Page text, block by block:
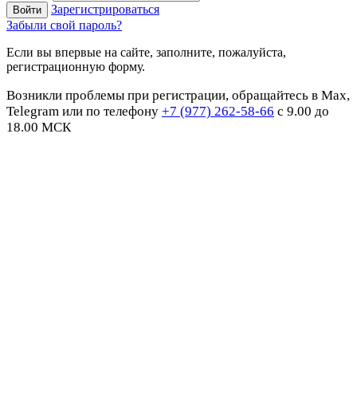
Зарегистрироваться
Забыли свой пароль?
Если вы впервые на сайте, заполните, пожалуйста,
регистрационную форму.
Возникли проблемы при регистрации, обращайтесь в Max,
Telegram или по телефону +7 (977) 262-58-66 с 9.00 до
18.00 МСК